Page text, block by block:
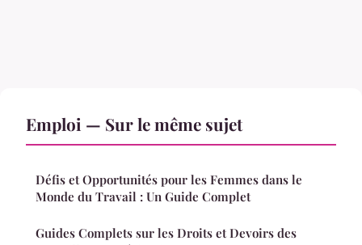
Emploi — Sur le même sujet
Défis et Opportunités pour les Femmes dans le
Monde du Travail : Un Guide Complet
Guides Complets sur les Droits et Devoirs des